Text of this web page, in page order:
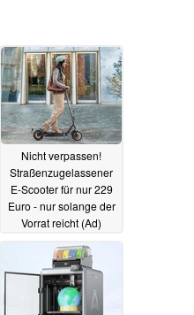
Nicht verpassen!
Straßenzugelassener
E-Scooter für nur 229
Euro - nur solange der
Vorrat reicht (Ad)
06.07.2025